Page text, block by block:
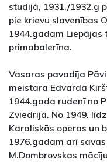
studijā, 1931./1932.g
pie krievu slavenības
1944.gadam
primabalerīna.
Vasaras pavadīja
meistara Edvarda
1944.gada rudenī no
Zviedrijā. No 1949.
Karaliskās operas un
1976.gadam arī
M.Dombrovskas